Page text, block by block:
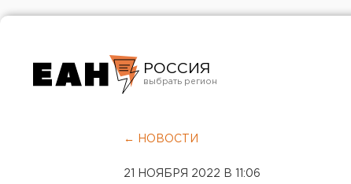
РОССИЯ
Челябинск
← НОВОСТИ
21 НОЯБРЯ 2022 В 11:06